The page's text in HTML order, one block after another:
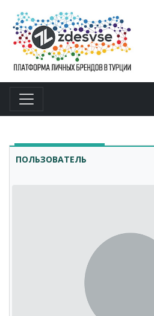
ПОЛЬЗОВАТЕЛЬ